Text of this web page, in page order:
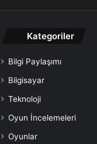
Kategoriler
Bilgi Paylaşımı
Bilgisayar
Teknoloji
Oyun İncelemeleri
Oyunlar